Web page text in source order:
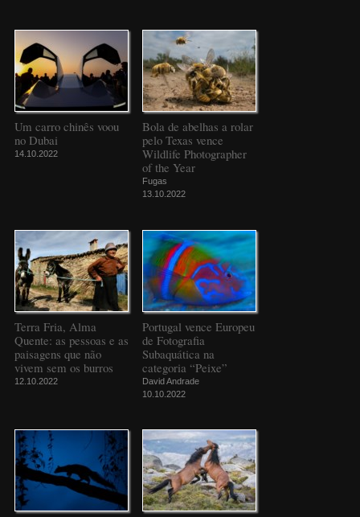
Um carro chinês voou
no Dubai
14.10.2022
Bola de abelhas a rolar
pelo Texas vence
Wildlife Photographer
of the Year
Fugas
13.10.2022
Terra Fria, Alma
Quente: as pessoas e as
paisagens que não
vivem sem os burros
12.10.2022
Portugal vence Europeu
de Fotografia
Subaquática na
categoria “Peixe”
David Andrade
10.10.2022